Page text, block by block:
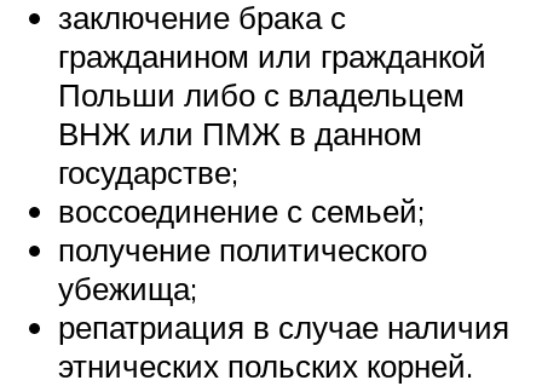
заключение брака с
гражданином или гражданкой
Польши либо с владельцем
ВНЖ или ПМЖ в данном
государстве;
воссоединение с семьей;
получение политического
убежища;
репатриация в случае наличия
этнических польских корней.